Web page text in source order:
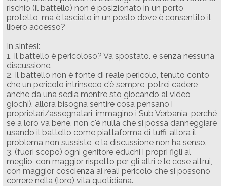
rischio (il battello) non è posizionato in un porto
protetto, ma è lasciato in un posto dove è consentito il
libero accesso?
In sintesi:
1. Il battello è pericoloso? Va spostato. e senza nessuna
discussione.
2. Il battello non è fonte di reale pericolo, tenuto conto
che un pericolo intrinseco c'è sempre, potrei cadere
anche da una sedia mentre sto giocando al video
giochi), allora bisogna sentire cosa pensano i
proprietari/assegnatari, immagino i Sub Verbania, perché
se a loro va bene, non c'è nulla che si possa danneggiare
usando il battello come piattaforma di tuffi, allora il
problema non sussiste, e la discussione non ha senso.
3. (fuori scopo) ogni genitore educhi i propri figli al
meglio, con maggior rispetto per gli altri e le cose altrui,
con maggior coscienza ai reali pericolo che si possono
correre nella (loro) vita quotidiana.